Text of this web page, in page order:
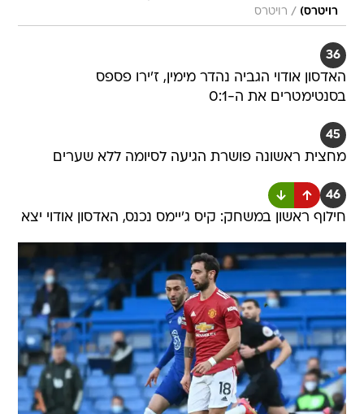
רויטרס) / רויטרס
36
האדסון אודוי הגביה נהדר מימין, ז'ירו פספס
בסנטימטרים את ה-0:1
45
מחצית ראשונה פושרת הגיעה לסיומה ללא שערים
46
חילוף ראשון במשחק: קיס ג'יימס נכנס, האדסון אודוי יצא